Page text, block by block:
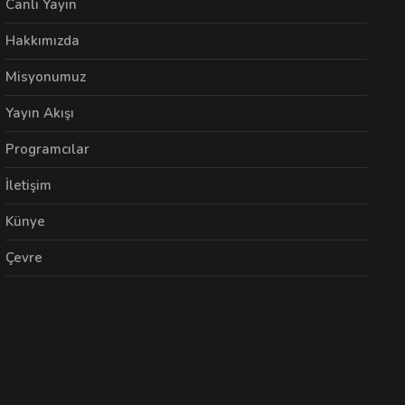
Canlı Yayın
Hakkımızda
Misyonumuz
Yayın Akışı
Programcılar
İletişim
Künye
Çevre